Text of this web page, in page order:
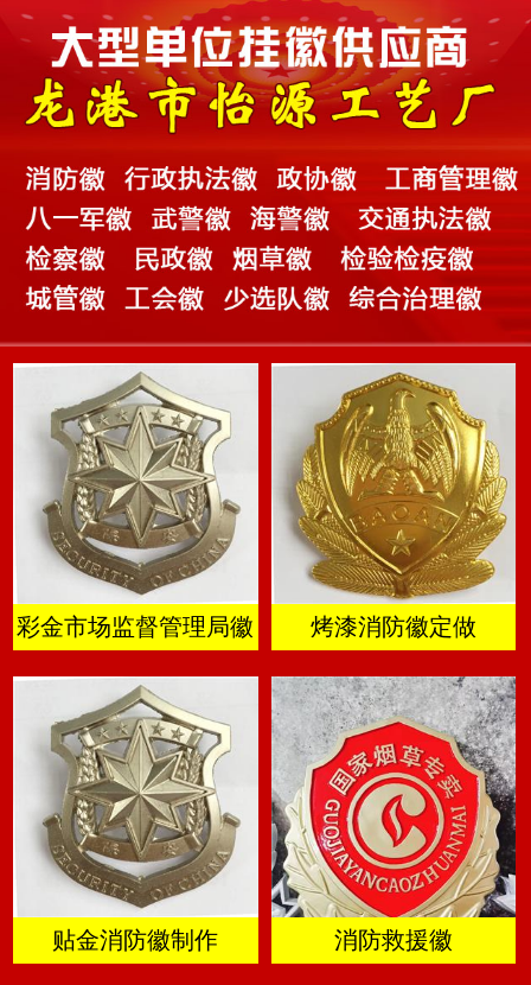
彩金市场监督管理局徽 烤漆消防徽定做
贴金消防徽制作 消防救援徽